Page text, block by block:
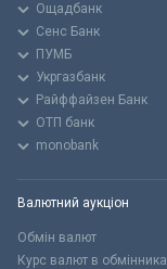
Ощадбанк
Сенс Банк
ПУМБ
Укргазбанк
Райффайзен Банк
ОТП банк
monobank
Валютний аукціон
Обмін валют
Курс валют в